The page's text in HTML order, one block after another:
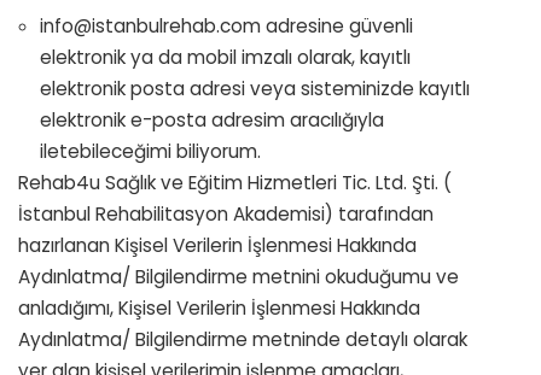
info@istanbulrehab.com adresine güvenli
elektronik ya da mobil imzalı olarak, kayıtlı
elektronik posta adresi veya sisteminizde kayıtlı
elektronik e-posta adresim aracılığıyla
iletebileceğimi biliyorum.
Rehab4u Sağlık ve Eğitim Hizmetleri Tic. Ltd. Şti. (
İstanbul Rehabilitasyon Akademisi) tarafından
hazırlanan Kişisel Verilerin İşlenmesi Hakkında
Aydınlatma/ Bilgilendirme metnini okuduğumu ve
anladığımı, Kişisel Verilerin İşlenmesi Hakkında
Aydınlatma/ Bilgilendirme metninde detaylı olarak